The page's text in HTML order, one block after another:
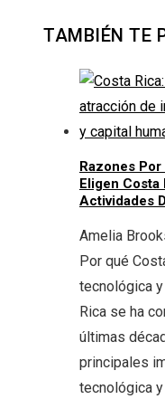
TAMBIÉN TE
Razones
Eligen Costa
Actividades
Amelia
Por qué
tecnológica
Rica se ha
últimas
principales
tecnológica y